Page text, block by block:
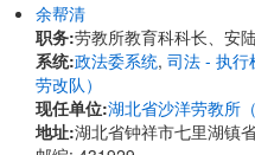
余帮清
职务:劳教所教育科科长、安
系统:政法委系统, 司法 - 执行
劳改队）
现任单位:湖北省沙洋劳教所
地址:湖北省钟祥市七里湖镇